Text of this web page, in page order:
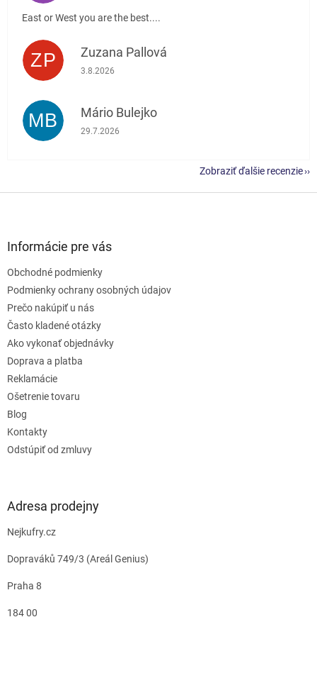
East or West you are the best....
ZP Zuzana Pallová
Hodnotenie obchodu je 5 z 5 hviezdičiek.
3.8.2026
MB Mário Bulejko
Hodnotenie obchodu je 5 z 5 hviezdičiek.
29.7.2026
Zobraziť ďalšie recenzie
Informácie pre vás
Obchodné podmienky
Podmienky ochrany osobných údajov
Prečo nakúpiť u nás
Často kladené otázky
Ako vykonať objednávky
Doprava a platba
Reklamácie
Ošetrenie tovaru
Blog
Kontakty
Odstúpiť od zmluvy
Adresa prodejny
Nejkufry.cz
Dopraváků 749/3 (Areál Genius)
Praha 8
184 00